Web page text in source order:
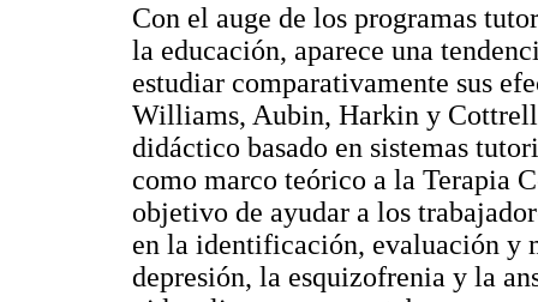
Con el auge de los programas
la educación, aparece una
estudiar comparativamente sus
Williams, Aubin, Harkin y Cottrell
didáctico basado en sistemas
como marco teórico a la Terapia
objetivo de ayudar a los
en la identificación, evaluación y
depresión, la esquizofrenia y la